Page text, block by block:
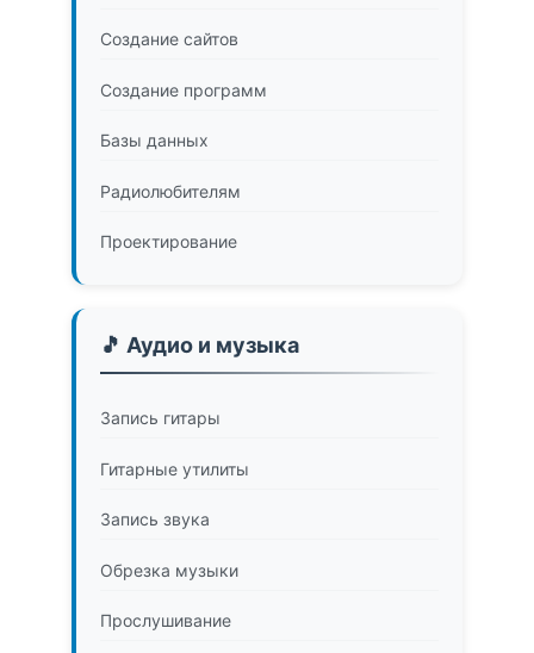
Создание сайтов
Создание программ
Базы данных
Радиолюбителям
Проектирование
🎵 Аудио и музыка
Запись гитары
Гитарные утилиты
Запись звука
Обрезка музыки
Прослушивание